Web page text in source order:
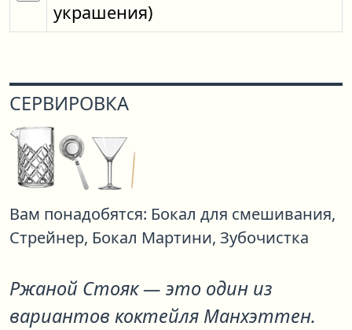
украшения)
СЕРВИРОВКА
Вам понадобятся: Бокал для смешивания,
Стрейнер, Бокал Мартини, Зубочистка
Ржаной Стояк— это один из
вариантов коктейля Манхэттен.